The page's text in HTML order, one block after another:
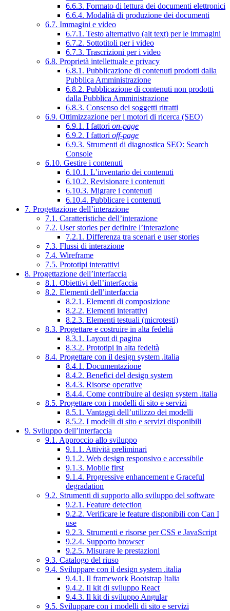
6.6.3. Formato di lettura dei documenti elettronici
6.6.4. Modalità di produzione dei documenti
6.7. Immagini e video
6.7.1. Testo alternativo (alt text) per le immagini
6.7.2. Sottotitoli per i video
6.7.3. Trascrizioni per i video
6.8. Proprietà intellettuale e privacy
6.8.1. Pubblicazione di contenuti prodotti dalla
Pubblica Amministrazione
6.8.2. Pubblicazione di contenuti non prodotti
dalla Pubblica Amministrazione
6.8.3. Consenso dei soggetti ritratti
6.9. Ottimizzazione per i motori di ricerca (SEO)
6.9.1. I fattori on-page
6.9.2. I fattori off-page
6.9.3. Strumenti di diagnostica SEO: Search
Console
6.10. Gestire i contenuti
6.10.1. L’inventario dei contenuti
6.10.2. Revisionare i contenuti
6.10.3. Migrare i contenuti
6.10.4. Pubblicare i contenuti
7. Progettazione dell’interazione
7.1. Caratteristiche dell’interazione
7.2. User stories per definire l’interazione
7.2.1. Differenza tra scenari e user stories
7.3. Flussi di interazione
7.4. Wireframe
7.5. Prototipi interattivi
8. Progettazione dell’interfaccia
8.1. Obiettivi dell’interfaccia
8.2. Elementi dell’interfaccia
8.2.1. Elementi di composizione
8.2.2. Elementi interattivi
8.2.3. Elementi testuali (microtesti)
8.3. Progettare e costruire in alta fedeltà
8.3.1. Layout di pagina
8.3.2. Prototipi in alta fedeltà
8.4. Progettare con il design system .italia
8.4.1. Documentazione
8.4.2. Benefici del design system
8.4.3. Risorse operative
8.4.4. Come contribuire al design system .italia
8.5. Progettare con i modelli di sito e servizi
8.5.1. Vantaggi dell’utilizzo dei modelli
8.5.2. I modelli di sito e servizi disponibili
9. Sviluppo dell’interfaccia
9.1. Approccio allo sviluppo
9.1.1. Attività preliminari
9.1.2. Web design responsivo e accessibile
9.1.3. Mobile first
9.1.4. Progressive enhancement e Graceful
degradation
9.2. Strumenti di supporto allo sviluppo del software
9.2.1. Feature detection
9.2.2. Verificare le feature disponibili con Can I
use
9.2.3. Strumenti e risorse per CSS e JavaScript
9.2.4. Supporto browser
9.2.5. Misurare le prestazioni
9.3. Catalogo del riuso
9.4. Sviluppare con il design system .italia
9.4.1. Il framework Bootstrap Italia
9.4.2. Il kit di sviluppo React
9.4.3. Il kit di sviluppo Angular
9.5. Sviluppare con i modelli di sito e servizi